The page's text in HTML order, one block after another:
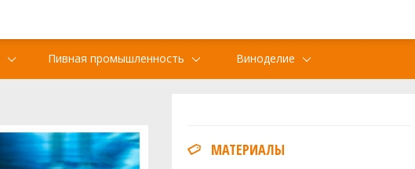
Пивная промышленность Виноделие
МАТЕРИАЛЫ